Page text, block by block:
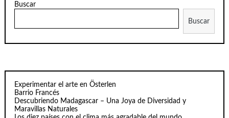
Buscar
Buscar
Experimentar el arte en Österlen
Barrio Francés
Descubriendo Madagascar – Una Joya de Diversidad y
Maravillas Naturales